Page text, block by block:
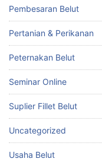
Pembesaran Belut
Pertanian & Perikanan
Peternakan Belut
Seminar Online
Suplier Fillet Belut
Uncategorized
Usaha Belut